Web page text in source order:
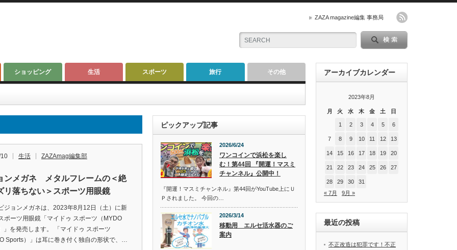
ZAZA magazine編集 事務局
ショッピング 生活 スポーツ 旅行 その他
生活 ZAZAmag編集部
ンメガネ メタルフレームの＜絶
リ落ちない＞スポーツ用眼鏡
ジョンメガネは、2023年8月12日（土）に新
ポーツ用眼鏡「マイドゥ スポーツ（MYDO
」を発売します。 「マイドゥ スポーツ
Sports）」は耳に巻き付く独自の形状で、…
ピックアップ記事
2026/6/24
ワンコインで浜松を楽し
む！第44回 『開運！マスミ
チャンネル』公開中！
『開運！マスミチャンネル』第44回がYouTube上にＵ
Ｐされました。 今回の…
2026/3/14
移動用 エルセ活水器のご
案内
アーカイブカレンダー
2023年8月
月 火 水 木 金 土 日
1 2 3 4 5 6
7 8 9 10 11 12 13
14 15 16 17 18 19 20
21 22 23 24 25 26 27
28 29 30
31
« 7月
9月 »
最近の投稿
不正改造は犯罪です！不正